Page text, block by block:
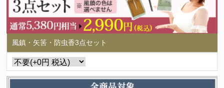
風鎮・矢筈・防虫香3点セット